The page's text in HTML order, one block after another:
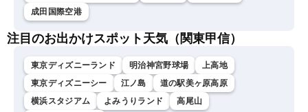
成田国際空港
注目のお出かけスポット天気（関東甲信）
東京ディズニーランド 明治神宮野球場
上高地
東京ディズニーシー
江ノ島
道の駅美ヶ原高原
横浜スタジアム
よみうりランド
高尾山